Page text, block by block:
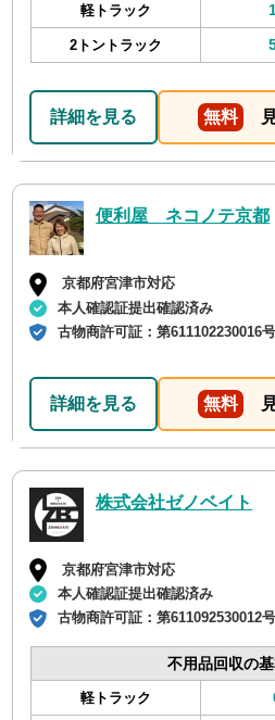
軽トラック
2トントラック
詳細を見る 無料 見
便利屋 ネコノテ京都
京都府宮津市対応
本人確認証提出確認済み
古物商許可証：第611102230016号
詳細を見る 無料 見
株式会社ゼノベイト
京都府宮津市対応
本人確認証提出確認済み
古物商許可証：第611092530012号
不用品回収の
軽トラック